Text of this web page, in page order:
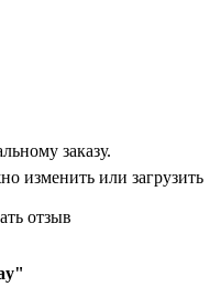
заказу.
изменить или загрузить
отзыв